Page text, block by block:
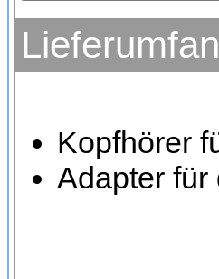
Kopfhörer
Adapter für